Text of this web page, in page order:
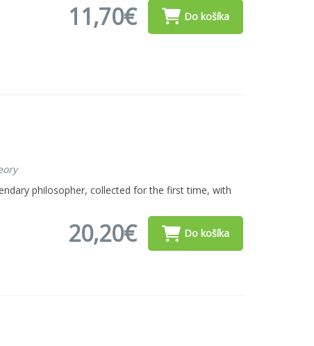
11,70€ Do košíka
philosopher, collected for the first time, with
20,20€ Do košíka